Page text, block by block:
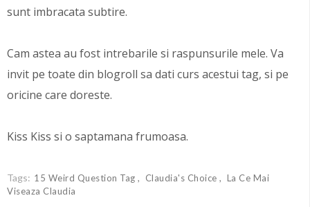
sunt imbracata subtire.
Cam astea au fost intrebarile si raspunsurile mele. Va
invit pe toate din blogroll sa dati curs acestui tag, si pe
oricine care doreste.
Kiss Kiss si o saptamana frumoasa.
Tags: 15 Weird Question Tag Claudia's Choice
La Ce Mai
Viseaza Claudia